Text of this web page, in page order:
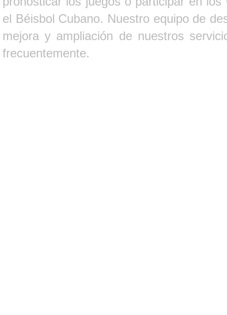
el Béisbol Cubano. Nuestro equipo de
mejora y ampliación de nuestros
frecuentemente.